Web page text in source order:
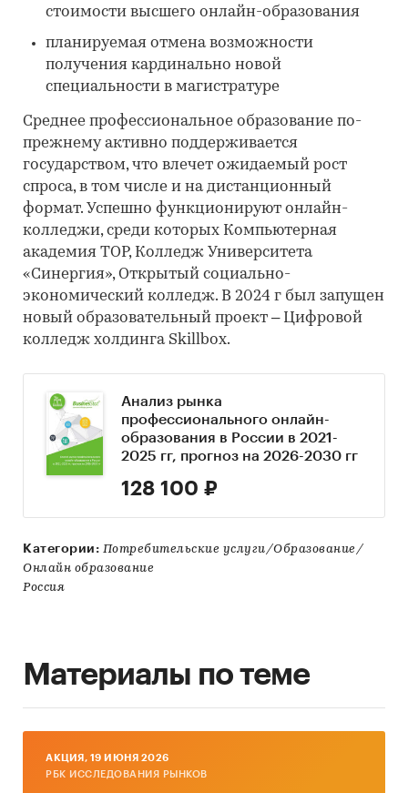
стоимости высшего онлайн-образования
планируемая отмена возможности
получения кардинально новой
специальности в магистратуре
Среднее профессиональное образование по-
прежнему активно поддерживается
государством, что влечет ожидаемый рост
спроса, в том числе и на дистанционный
формат. Успешно функционируют онлайн-
колледжи, среди которых Компьютерная
академия ТОР, Колледж Университета
«Синергия», Открытый социально-
экономический колледж. В 2024 г был запущен
новый образовательный проект – Цифровой
колледж холдинга Skillbox.
Анализ рынка
профессионального онлайн-
образования в России в 2021-
2025 гг, прогноз на 2026-2030 гг
128 100 ₽
Категории: Потребительские услуги/Образование/
Онлайн образование
Россия
Материалы по теме
AКЦИЯ, 19 ИЮНЯ 2026
РБК ИССЛЕДОВАНИЯ РЫНКОВ